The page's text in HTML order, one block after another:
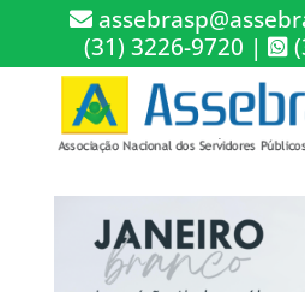
(31) 3226-9720 |